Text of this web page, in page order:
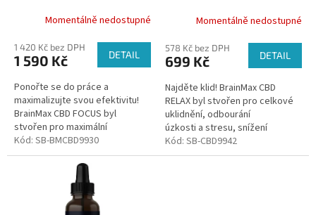
Momentálně nedostupné
1 420 Kč bez DPH
1 590 Kč DETAIL
Ponořte se do práce a
maximalizujte svou efektivitu!
BrainMax CBD FOCUS byl
stvořen pro maximální
koncentraci, posílení paměti a
také snižování hladiny stresu.
Ideální volba pro...
Kód: SB-BMCBD9930
Momentálně nedostupné
578 Kč bez DPH
699 Kč DETAIL
Najděte klid! BrainMax CBD
RELAX byl stvořen pro celkové
uklidnění, odbourání
úzkosti a stresu, snížení
zánětlivosti a bolesti. Ideální
volba pro všechny, kteří
Kód: SB-CBD9942